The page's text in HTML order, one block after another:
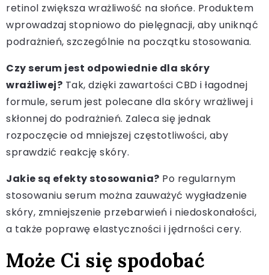
retinol zwiększa wrażliwość na słońce. Produktem
wprowadzaj stopniowo do pielęgnacji, aby uniknąć
podrażnień, szczególnie na początku stosowania.
Czy serum jest odpowiednie dla skóry
wrażliwej? Tak, dzięki zawartości CBD i łagodnej
formule, serum jest polecane dla skóry wrażliwej i
skłonnej do podrażnień. Zaleca się jednak
rozpoczęcie od mniejszej częstotliwości, aby
sprawdzić reakcję skóry.
Jakie są efekty stosowania? Po regularnym
stosowaniu serum można zauważyć wygładzenie
skóry, zmniejszenie przebarwień i niedoskonałości,
a także poprawę elastyczności i jędrności cery.
Może Ci się spodobać